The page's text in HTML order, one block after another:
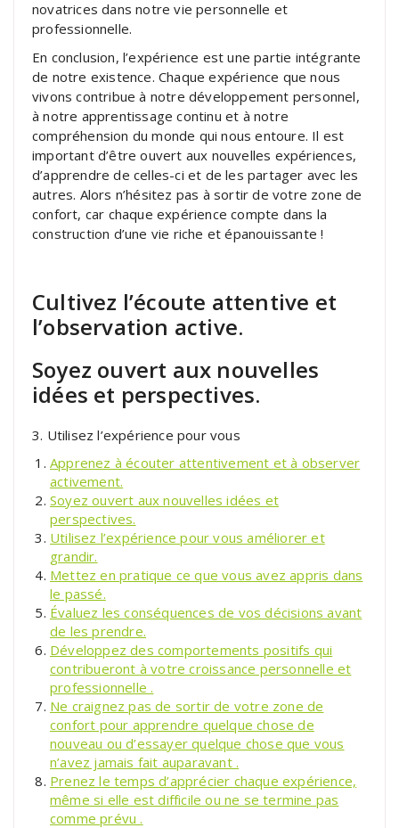
novatrices dans notre vie personnelle et
professionnelle.
En conclusion, l’expérience est une partie intégrante
de notre existence. Chaque expérience que nous
vivons contribue à notre développement personnel,
à notre apprentissage continu et à notre
compréhension du monde qui nous entoure. Il est
important d’être ouvert aux nouvelles expériences,
d’apprendre de celles-ci et de les partager avec les
autres. Alors n’hésitez pas à sortir de votre zone de
confort, car chaque expérience compte dans la
construction d’une vie riche et épanouissante !
Cultivez l’écoute attentive et
l’observation active.
Soyez ouvert aux nouvelles
idées et perspectives.
3. Utilisez l’expérience pour vous
Apprenez à écouter attentivement et à observer
activement.
Soyez ouvert aux nouvelles idées et
perspectives.
Utilisez l’expérience pour vous améliorer et
grandir.
Mettez en pratique ce que vous avez appris dans
le passé.
Évaluez les conséquences de vos décisions avant
de les prendre.
Développez des comportements positifs qui
contribueront à votre croissance personnelle et
professionnelle .
Ne craignez pas de sortir de votre zone de
confort pour apprendre quelque chose de
nouveau ou d’essayer quelque chose que vous
n’avez jamais fait auparavant .
Prenez le temps d’apprécier chaque expérience,
même si elle est difficile ou ne se termine pas
comme prévu .